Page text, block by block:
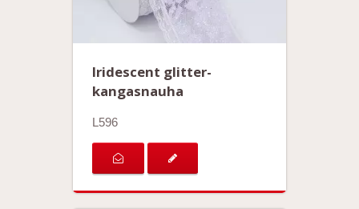
Iridescent glitter-
kangasnauha
L596